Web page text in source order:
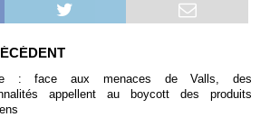
: face aux menaces de Valls, des
appellent au boycott des produits